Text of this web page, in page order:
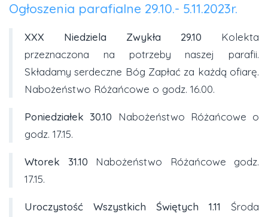
Ogłoszenia parafialne 29.10.- 5.11.2023r.
XXX Niedziela Zwykła 29.10 Kolekta
przeznaczona na potrzeby naszej parafii.
Składamy serdeczne Bóg Zapłać za każdą ofiarę.
Nabożeństwo Różańcowe o godz. 16.00.
Poniedziałek 30.10
Nabożeństwo Różańcowe o
godz. 17.15.
Wtorek 31.10 Nabożeństwo Różańcowe godz.
17.15.
Uroczystość Wszystkich Świętych 1.11 Środa